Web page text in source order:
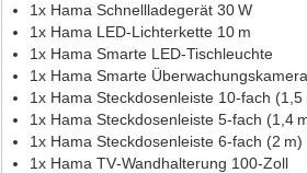
1x Hama Schnellladegerät 30 W
1x Hama LED‑Lichterkette 10 m
1x Hama Smarte LED‑Tischleuchte
1x Hama Smarte Überwachungskamera
1x Hama Steckdosenleiste 10‑fach (1,5
1x Hama Steckdosenleiste 5‑fach (1,4
1x Hama Steckdosenleiste 6‑fach (2 m)
1x Hama TV‑Wandhalterung 100‑Zoll